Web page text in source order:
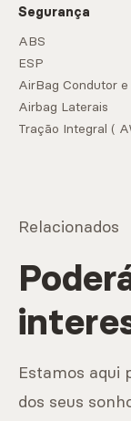
Segurança
ABS
ESP
AirBag Condutor
Airbag Laterais
Tração Integral (
Relacionados
Estamos aqui
dos seus